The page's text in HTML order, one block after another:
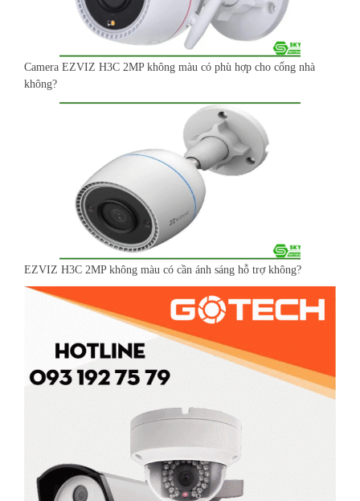
Camera EZVIZ H3C 2MP không màu có phù hợp cho cổng nhà
không?
EZVIZ H3C 2MP không màu có cần ánh sáng hỗ trợ không?